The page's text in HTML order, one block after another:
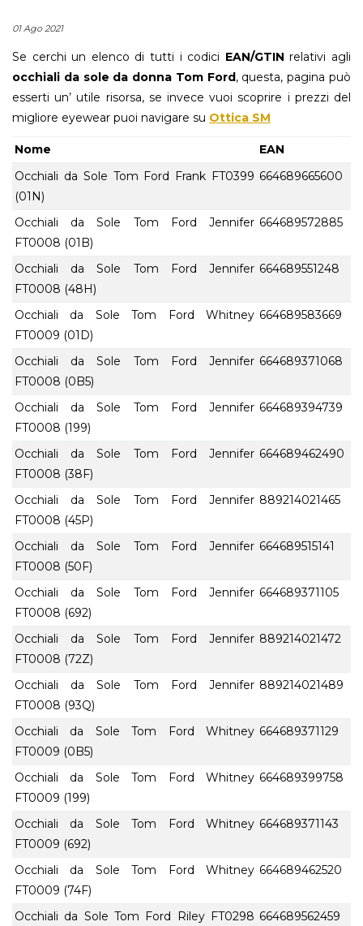
01 Ago 2021
Se cerchi un elenco di tutti i codici EAN/GTIN relativi agli
occhiali da sole da donna Tom Ford, questa, pagina può
esserti un’ utile risorsa, se invece vuoi scoprire i prezzi del
migliore eyewear puoi navigare su Ottica SM
Nome
EAN
Occhiali da Sole Tom Ford Frank FT0399
(01N)
664689665600
Occhiali da Sole Tom Ford Jennifer
FT0008 (01B)
664689572885
Occhiali da Sole Tom Ford Jennifer
FT0008 (48H)
664689551248
Occhiali da Sole Tom Ford Whitney
FT0009 (01D)
664689583669
Occhiali da Sole Tom Ford Jennifer
FT0008 (0B5)
664689371068
Occhiali da Sole Tom Ford Jennifer
FT0008 (199)
664689394739
Occhiali da Sole Tom Ford Jennifer
FT0008 (38F)
664689462490
Occhiali da Sole Tom Ford Jennifer
FT0008 (45P)
889214021465
Occhiali da Sole Tom Ford Jennifer
FT0008 (50F)
664689515141
Occhiali da Sole Tom Ford Jennifer
FT0008 (692)
664689371105
Occhiali da Sole Tom Ford Jennifer
FT0008 (72Z)
889214021472
Occhiali da Sole Tom Ford Jennifer
FT0008 (93Q)
889214021489
Occhiali da Sole Tom Ford Whitney
FT0009 (0B5)
664689371129
Occhiali da Sole Tom Ford Whitney
FT0009 (199)
664689399758
Occhiali da Sole Tom Ford Whitney
FT0009 (692)
664689371143
Occhiali da Sole Tom Ford Whitney
FT0009 (74F)
664689462520
Occhiali da Sole Tom Ford Riley FT0298 664689562459